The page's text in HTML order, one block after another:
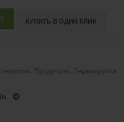
КУПИТЬ В ОДИН КЛИК
термосы Продукция
Термокружки